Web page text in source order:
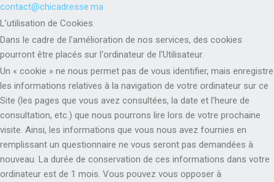
contact@chicadresse.ma
L’utilisation de Cookies
Dans le cadre de l'amélioration de nos services, des cookies
pourront être placés sur l'ordinateur de l'Utilisateur.
Un « cookie » ne nous permet pas de vous identifier, mais enregistre
les informations relatives à la navigation de votre ordinateur sur ce
Site (les pages que vous avez consultées, la date et l'heure de
consultation, etc.) que nous pourrons lire lors de votre prochaine
visite. Ainsi, les informations que vous nous avez fournies en
remplissant un questionnaire ne vous seront pas demandées à
nouveau. La durée de conservation de ces informations dans votre
ordinateur est de 1 mois. Vous pouvez vous opposer à